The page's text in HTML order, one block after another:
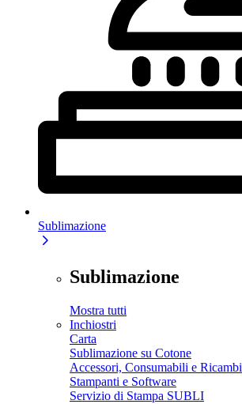
Sublimazione
Sublimazione
Mostra tutti
Inchiostri
Carta
Sublimazione su Cotone
Accessori, Consumabili e Ricambi
Stampanti e Software
Servizio di Stampa SUBLI